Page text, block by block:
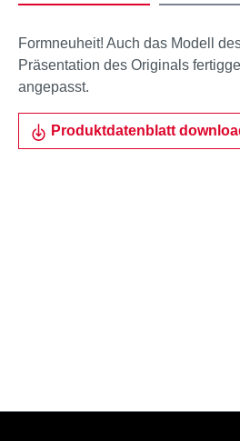
Formneuheit! Auch das Modell
Präsentation des Originals
angepasst.
Produktdatenblatt